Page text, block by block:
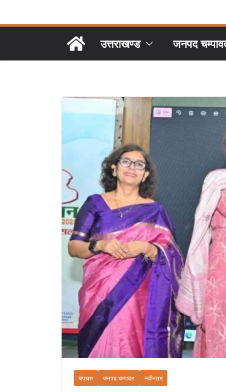
उत्तराखण्ड जनपद
चंपावत जनपद चम्पावत नवीनतम